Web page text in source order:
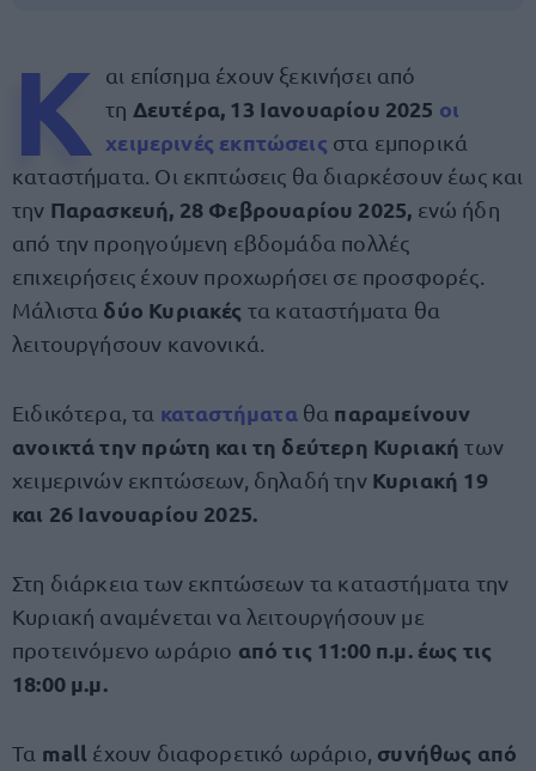
Κ
αι επίσημα έχουν ξεκινήσει από
τη Δευτέρα, 13 Ιανουαρίου 2025 οι
χειμερινές εκπτώσεις στα εμπορικά
καταστήματα. Οι εκπτώσεις θα διαρκέσουν έως και
την Παρασκευή, 28 Φεβρουαρίου 2025, ενώ ήδη
από την προηγούμενη εβδομάδα πολλές
επιχειρήσεις έχουν προχωρήσει σε προσφορές.
Μάλιστα δύο Κυριακές τα καταστήματα θα
λειτουργήσουν κανονικά.
Ειδικότερα, τα καταστήματα θα παραμείνουν
ανοικτά την πρώτη και τη δεύτερη Κυριακή των
χειμερινών εκπτώσεων, δηλαδή την Κυριακή 19
και 26 Ιανουαρίου 2025.
Στη διάρκεια των εκπτώσεων τα καταστήματα την
Κυριακή αναμένεται να λειτουργήσουν με
προτεινόμενο ωράριο από τις 11:00 π.μ. έως τις
18:00 μ.μ.
Τα mall έχουν διαφορετικό ωράριο, συνήθως από